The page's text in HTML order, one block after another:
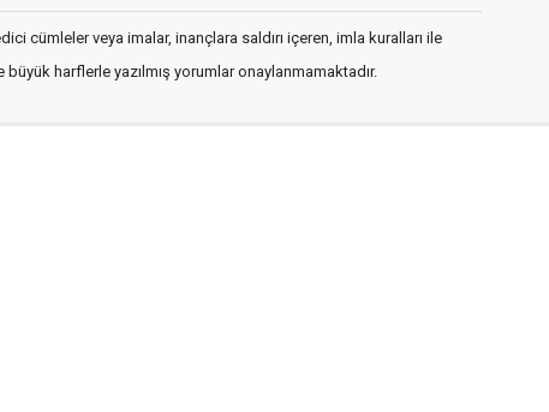
cümleler veya imalar, inançlara saldırı içeren, imla kuralları ile
büyük harflerle yazılmış yorumlar onaylanmamaktadır.